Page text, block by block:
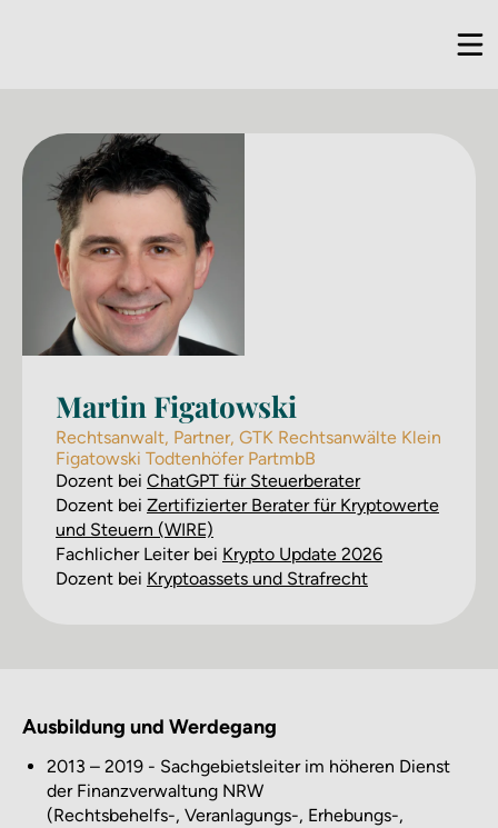
Martin Figatowski
Rechtsanwalt, Partner, GTK Rechtsanwälte Klein
Figatowski Todtenhöfer PartmbB
Dozent bei ChatGPT für Steuer­berater
Dozent bei Zertifi­zierter Berater für Krypto­werte
und Steuern (WIRE)
Fachlicher Leiter bei Krypto Update 2026
Dozent bei Kryptoassets und Strafrecht
Ausbildung und Werdegang
2013 – 2019 - Sachgebietsleiter im höheren Dienst
der Finanzverwaltung NRW
(Rechtsbehelfs-, Veranlagungs-, Erhebungs-,